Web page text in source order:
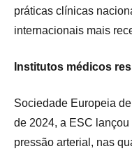
práticas clínicas
internacionais mais
Institutos médicos
Sociedade Europeia
de 2024, a ESC
pressão arterial, nas